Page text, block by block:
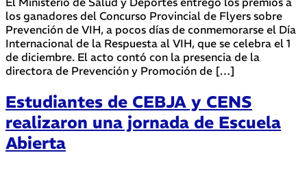
los ganadores del Concurso Provincial de Flyers sobre
Prevención de VIH, a pocos días de conmemorarse el Día
Internacional de la Respuesta al VIH, que se celebra el 1
de diciembre. El acto contó con la presencia de la
directora de Prevención y Promoción de […]
Estudiantes de CEBJA y CENS
realizaron una jornada de Escuela
Abierta